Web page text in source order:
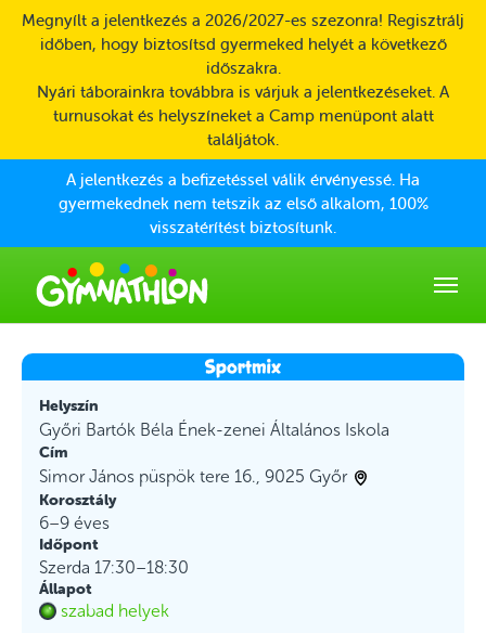
Skip to main content
Megnyílt a jelentkezés a 2026/2027-es szezonra! Regisztrálj
időben, hogy biztosítsd gyermeked helyét a következő
időszakra.
Nyári táborainkra továbbra is várjuk a jelentkezéseket. A
turnusokat és helyszíneket a Camp menüpont alatt
találjátok.
A jelentkezés a befizetéssel válik érvényessé. Ha
gyermekednek nem tetszik az első alkalom, 100%
visszatérítést biztosítunk.
Helyszín
Győri Bartók Béla Ének-zenei Általános Iskola
Cím
Simor János püspök tere 16., 9025 Győr
Korosztály
6–9 éves
Időpont
Szerda 17:30–18:30
Állapot
szabad helyek